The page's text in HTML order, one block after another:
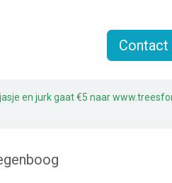
Over Liz & JoeContact
en jurk gaat €5 naar